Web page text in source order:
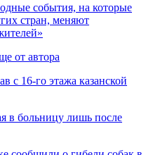
события, на которые
стран, меняют
от автора
с 16-го этажа казанской
в больницу лишь после